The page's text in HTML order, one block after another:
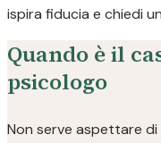
ispira fiducia e chiedi
Quando è il
psicologo
Non serve aspettare